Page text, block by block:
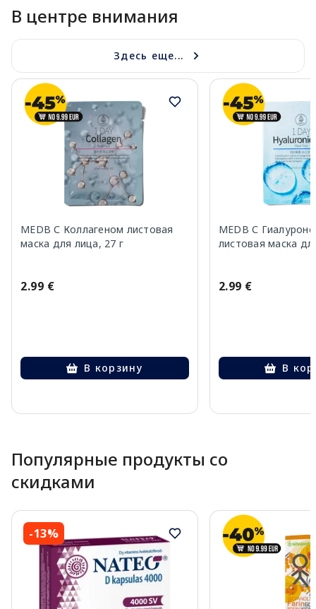
В центре внимания
Здесь еще...
MEDB С Коллагеном листовая
маска для лица, 27 г
2.99 €
В корзину
MEDB С
листовая маска
2.99 €
В
Популярные продукты со
скидками
-13%